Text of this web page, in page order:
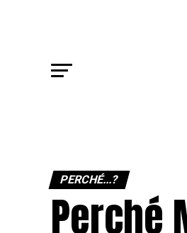
PERCHÉ...?
Perché